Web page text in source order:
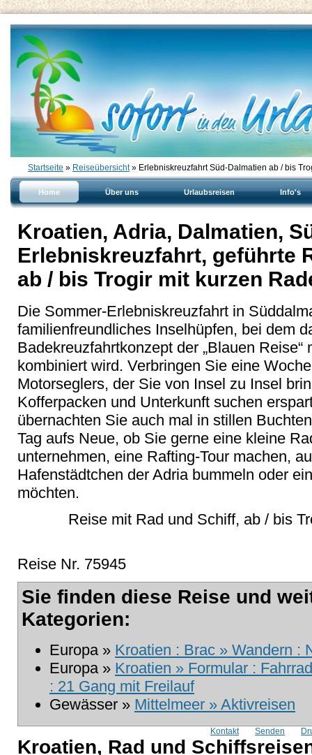
Startseite » Reiseübersicht» Erlebniskreuzfahrt Süd-Dalmatien ab / bis
Home Über uns Urlaubsreisen Info's
Kroatien, Adria, Dalmatien,
Erlebniskreuzfahrt, geführte
ab / bis Trogir mit kurzen
Die Sommer-Erlebniskreuzfahrt in
familienfreundliches Inselhüpfen, bei dem
Badekreuzfahrtkonzept der „Blauen
kombiniert wird. Verbringen Sie eine
Motorseglers, der Sie von Insel zu Insel
Kofferpacken und Unterkunft suchen
übernachten Sie auch mal in stillen
Tag aufs Neue, ob Sie gerne eine kleine
unternehmen, eine Rafting-Tour machen,
Hafenstädtchen der Adria bummeln oder
möchten.
Reise mit Rad und Schiff, ab / bis
Reise Nr. 75945
Sie finden diese Reise und
Kategorien:
Europa » Kroatien : Brac » Wandern :
Europa » Kroatien » Formular :
: 21 Gang mit Freilauf
Gewässer » Mittelmeer » Aktivreisen
Kontakt Senden
Kroatien, Rad und